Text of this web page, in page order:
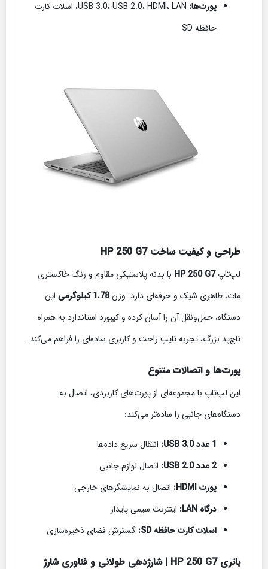
پورت‌ها:
USB 3.0، USB 2.0، HDMI، LAN، اسلات کارت
حافظه SD
طراحی و کیفیت ساخت HP 250 G7
لپ‌تاپHP 250 G7 با بدنه پلاستیکی مقاوم و رنگ خاکستری
مات، ظاهری شیک و حرفه‌ای دارد. وزن1.78 کیلوگرمی
این
دستگاه، حمل‌ونقل آن را آسان کرده و کیبورد استاندارد به همراه
تاچ‌پد بزرگ، تجربه تایپ راحت و کاربری ساده‌ای را فراهم می‌کند.
پورت‌ها و اتصالات متنوع
این لپ‌تاپ با مجموعه‌ای از پورت‌های کاربردی، اتصال به
دستگاه‌های جانبی را ساده‌تر می‌کند:
1 عدد USB 3.0:
انتقال سریع داده‌ها
2 عدد USB 2.0:
اتصال لوازم جانبی
پورت HDMI:
اتصال به نمایشگرهای خارجی
درگاه LAN:
اینترنت سیمی پایدار
اسلات کارت حافظه SD:
گسترش فضای ذخیره‌سازی
باتری HP 250 G7 | شارژدهی طولانی و فناوری شارژ